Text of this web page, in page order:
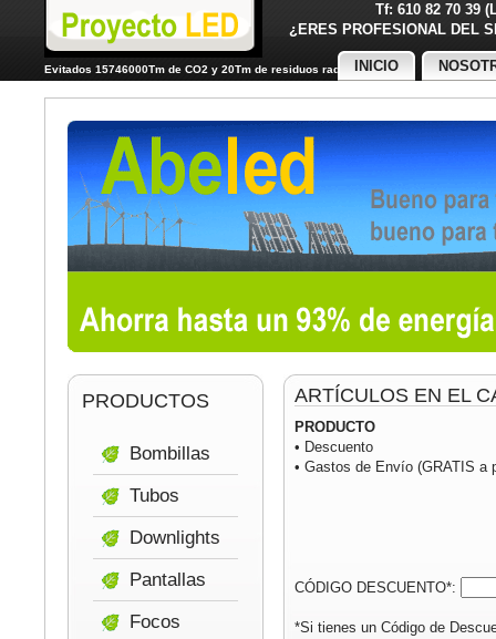
Tf: 610 82 70 39
¿ERES PROFESIONAL
Evitados 15746000Tm de CO2 y 20Tm de residuos radiactivos
INICIO
ARTÍCULOS EN EL
PRODUCTO
• Descuento
• Gastos de Envío (GRATIS a
CÓDIGO DESCUENTO*:
*Si tienes un Código de
PRODUCTOS
Bombillas
Tubos
Downlights
Pantallas
Focos